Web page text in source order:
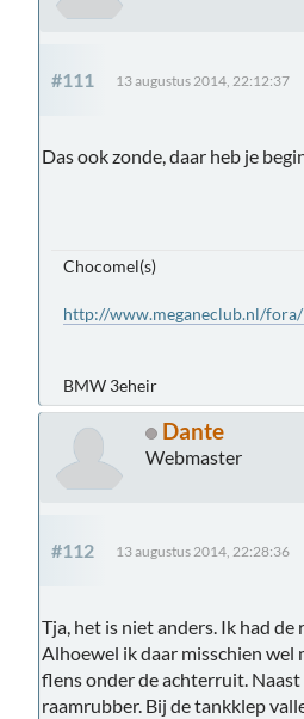
#111 13 augustus 2014, 22:12:37
Das ook zonde, daar heb je
Chocomel(s)
http://www.meganeclub.nl/
BMW 3eheir
Dante
Webmaster
#112 13 augustus 2014, 22:28:36
Tja, het is niet anders. Ik had
Alhoewel ik daar misschien wel
flens onder de achterruit.
raamrubber. Bij de tankklep